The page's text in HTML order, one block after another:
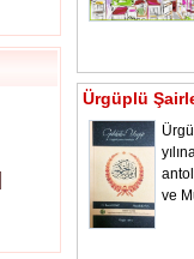
Ürgüplü
ve